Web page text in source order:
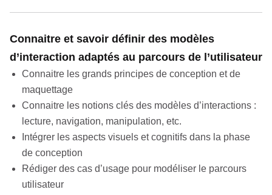
Connaitre et savoir définir des modèles
d’interaction adaptés au parcours de l’utilisateur
Connaitre les grands principes de conception et de
maquettage
Connaitre les notions clés des modèles d’interactions :
lecture, navigation, manipulation, etc.
Intégrer les aspects visuels et cognitifs dans la phase
de conception
Rédiger des cas d’usage pour modéliser le parcours
utilisateur